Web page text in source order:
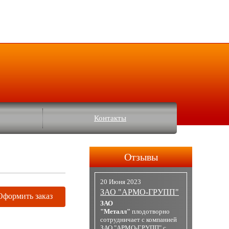
Контакты
заказ
Отзывы
20 Июня 2023
ЗАО "АРМО-ГРУПП"
ЗАО
"Металл" плодотворно
сотрудничает с компанией